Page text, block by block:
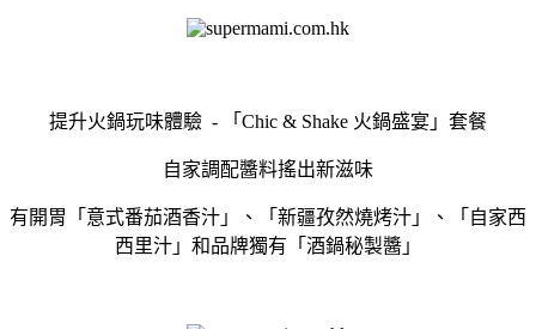
提升火鍋玩味體驗 - 「Chic & Shake 火鍋盛宴」套餐
自家調配醬料搖出新滋味
有開胃「意式番茄酒香汁」、「新疆孜然燒烤汁」、「自家西
西里汁」和品牌獨有「酒鍋秘製醬」